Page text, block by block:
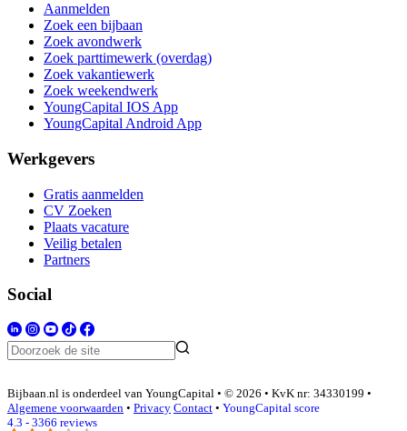
Aanmelden
Zoek een bijbaan
Zoek avondwerk
Zoek parttimewerk (overdag)
Zoek vakantiewerk
Zoek weekendwerk
YoungCapital IOS App
YoungCapital Android App
Werkgevers
Gratis aanmelden
CV Zoeken
Plaats vacature
Veilig betalen
Partners
Social
Bijbaan.nl is onderdeel van YoungCapital • © 2026 • KvK nr: 34330199 •
Algemene voorwaarden • Privacy Contact • YoungCapital score
4.3 - 3366 reviews